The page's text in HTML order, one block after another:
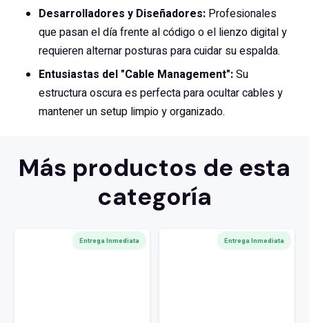
Desarrolladores y Diseñadores: Profesionales
que pasan el día frente al código o el lienzo digital y
requieren alternar posturas para cuidar su espalda.
Entusiastas del "Cable Management":Su
estructura oscura es perfecta para ocultar cables y
mantener un setup limpio y organizado.
Más productos de esta
categoría
Entrega Inmediata Entrega Inmediata